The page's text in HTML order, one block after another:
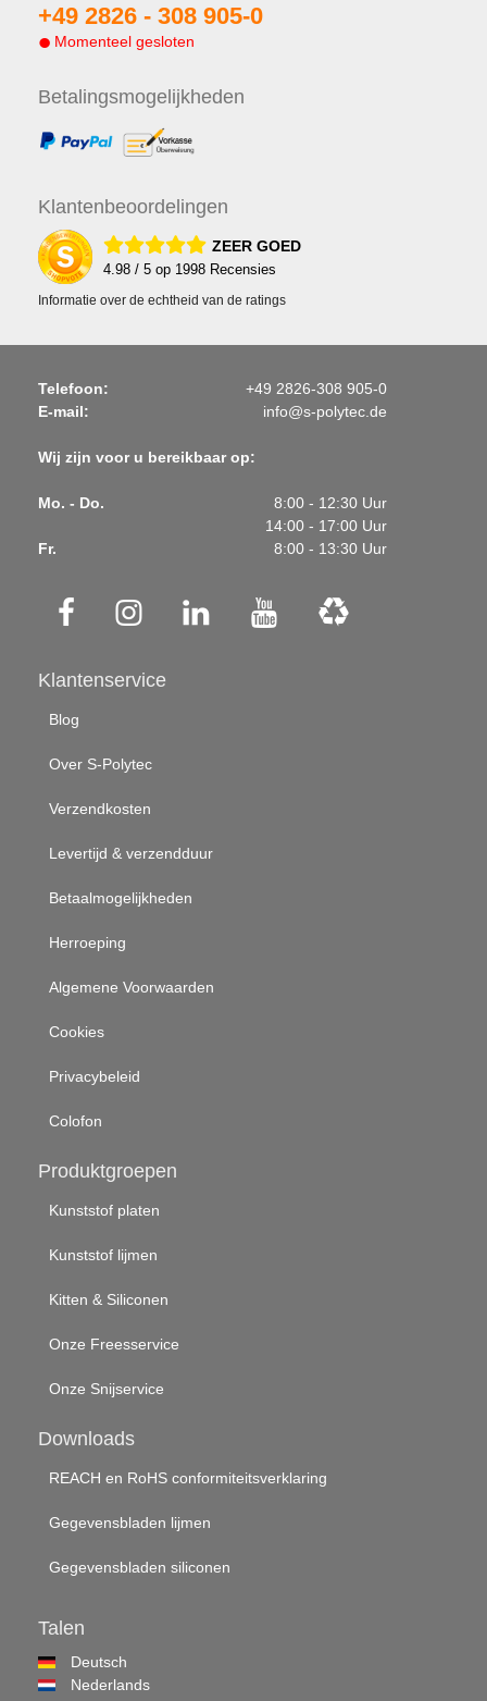
+49 2826 - 308 905-0
Momenteel gesloten
Betalingsmogelijkheden
Klantenbeoordelingen
ZEER GOED
4.98 / 5 op 1998 Recensies
Informatie over de echtheid van de ratings
Telefoon:
+49 2826-308 905-0
E-mail:
info@s-polytec.de
Wij zijn voor u bereikbaar op:
Mo. - Do.
8:00 - 12:30 Uur
14:00 - 17:00 Uur
Fr.
8:00 - 13:30 Uur
Klantenservice
Blog
Over S-Polytec
Verzendkosten
Levertijd & verzendduur
Betaalmogelijkheden
Herroeping
Algemene Voorwaarden
Cookies
Privacybeleid
Colofon
Produktgroepen
Kunststof platen
Kunststof lijmen
Kitten & Siliconen
Onze Freesservice
Onze Snijservice
Downloads
REACH en RoHS conformiteitsverklaring
Gegevensbladen lijmen
Gegevensbladen siliconen
Talen
Deutsch
Nederlands